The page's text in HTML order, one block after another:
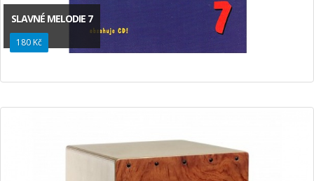
SLAVNÉ MELODIE 7
180 Kč